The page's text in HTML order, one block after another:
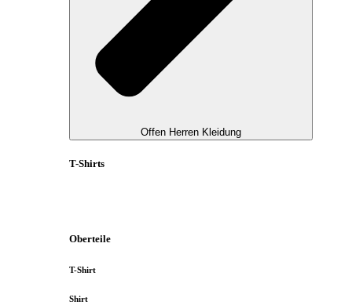
Offen Herren Kleidung
T-Shirts
Oberteile
T-Shirt
Shirt